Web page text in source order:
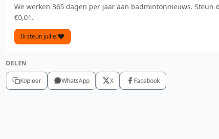
We werken 365 dagen per jaar aan badmintonnieuws. Steun
€0,01.
Ik steun jullie!
DELEN
Kopieer WhatsApp X Facebook